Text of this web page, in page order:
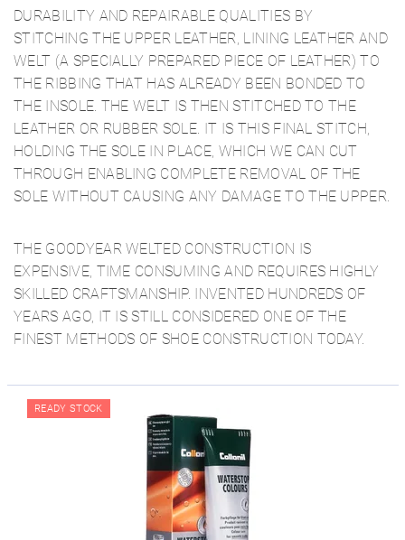
DURABILITY AND REPAIRABLE QUALITIES BY
STITCHING THE UPPER LEATHER, LINING LEATHER AND
WELT (A SPECIALLY PREPARED PIECE OF LEATHER) TO
THE RIBBING THAT HAS ALREADY BEEN BONDED TO
THE INSOLE. THE WELT IS THEN STITCHED TO THE
LEATHER OR RUBBER SOLE. IT IS THIS FINAL STITCH,
HOLDING THE SOLE IN PLACE, WHICH WE CAN CUT
THROUGH ENABLING COMPLETE REMOVAL OF THE
SOLE WITHOUT CAUSING ANY DAMAGE TO THE UPPER.
THE GOODYEAR WELTED CONSTRUCTION IS
EXPENSIVE, TIME CONSUMING AND REQUIRES HIGHLY
SKILLED CRAFTSMANSHIP. INVENTED HUNDREDS OF
YEARS AGO, IT IS STILL CONSIDERED ONE OF THE
FINEST METHODS OF SHOE CONSTRUCTION TODAY.
READY STOCK